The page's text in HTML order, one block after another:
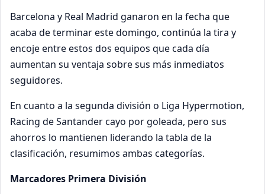
Barcelona y Real Madrid ganaron en la fecha que
acaba de terminar este domingo, continúa la tira y
encoje entre estos dos equipos que cada día
aumentan su ventaja sobre sus más inmediatos
seguidores.
En cuanto a la segunda división o Liga Hypermotion,
Racing de Santander cayo por goleada, pero sus
ahorros lo mantienen liderando la tabla de la
clasificación, resumimos ambas categorías.
Marcadores Primera División